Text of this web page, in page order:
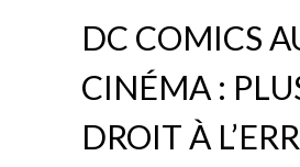
DC COMICS
CINÉMA :
DROIT À